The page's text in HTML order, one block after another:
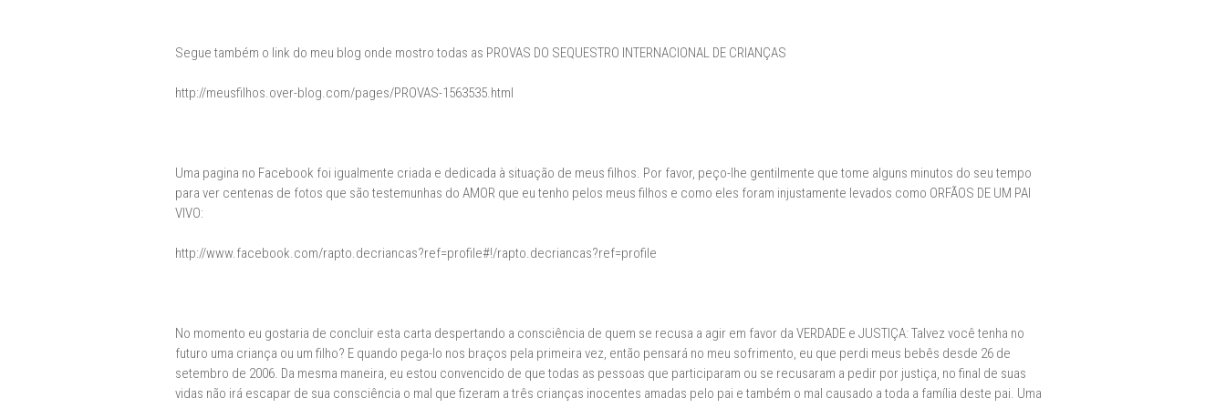
Segue também o link do meu blog onde mostro todas as PROVAS DO SEQUESTRO INTERNACIONAL DE CRIANÇAS
http://meusfilhos.over-blog.com/pages/PROVAS-1563535.html
Uma pagina no Facebook foi igualmente criada e dedicada à situação de meus filhos. Por favor, peço-lhe gentilmente que tome alguns minutos do seu tempo
para ver centenas de fotos que são testemunhas do AMOR que eu tenho pelos meus filhos e como eles foram injustamente levados como ORFÃOS DE UM PAI
VIVO:
http://www.facebook.com/rapto.decriancas?ref=profile#!/rapto.decriancas?ref=profile
No momento eu gostaria de concluir esta carta despertando a consciência de quem se recusa a agir em favor da VERDADE e JUSTIÇA: Talvez você tenha no
futuro uma criança ou um filho? E quando pega-lo nos braços pela primeira vez, então pensará no meu sofrimento, eu que perdi meus bebês desde 26 de
setembro de 2006. Da mesma maneira, eu estou convencido de que todas as pessoas que participaram ou se recusaram a pedir por justiça, no final de suas
vidas não irá escapar de sua consciência o mal que fizeram a três crianças inocentes amadas pelo pai e também o mal causado a toda a família deste pai. Uma